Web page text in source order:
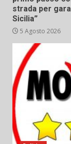
strada per
Sicilia”
5 Agosto 2026